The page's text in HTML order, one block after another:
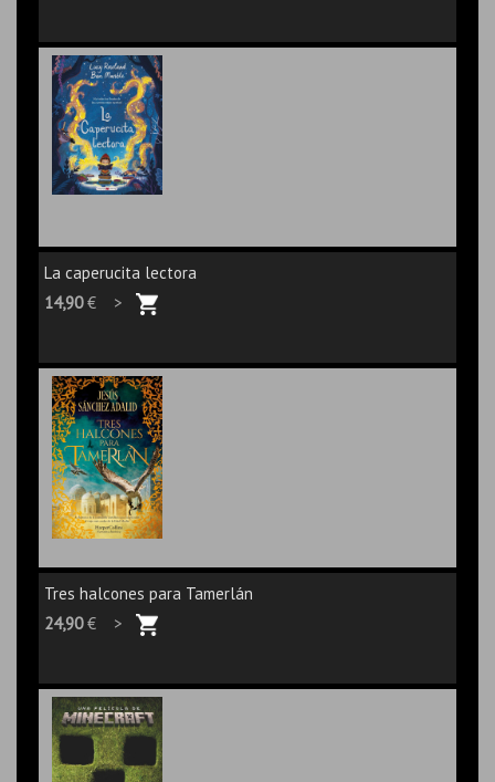
La caperucita lectora
14,90€ >
Tres halcones para Tamerlán
24,90€ >